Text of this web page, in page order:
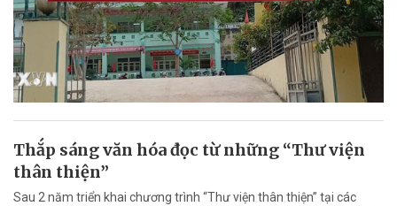
Thắp sáng văn hóa đọc từ những “Thư viện
thân thiện”
Sau 2 năm triển khai chương trình “Thư viện thân thiện” tại các